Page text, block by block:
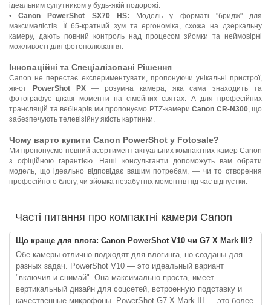
ідеальним супутником у будь-якій подорожі.
•Canon PowerShot SX70 HS: Модель у форматі "бридж" для
максималістів. Її 65-кратний зум та ергономіка, схожа на дзеркальну
камеру, дають повний контроль над процесом зйомки та неймовірні
можливості для фотополювання.
Інноваційні та Спеціалізовані Рішення
Canon не перестає експериментувати, пропонуючи унікальні пристрої,
як-от
PowerShot PX— розумна камера, яка сама знаходить та
фотографує цікаві моменти на сімейних святах. А для професійних
трансляцій та вебінарів ми пропонуємо PTZ-камери Canon CR-N300, що
забезпечують телевізійну якість картинки.
Чому варто купити Canon PowerShot у Fotosale?
Ми пропонуємо повний асортимент актуальних компактних камер Canon
з офіційною гарантією. Наші консультанти допоможуть вам обрати
модель, що ідеально відповідає вашим потребам, — чи то створення
професійного блогу, чи зйомка незабутніх моментів під час відпустки.
Часті питання про компактні камери Canon
Що краще для влога: Canon PowerShot V10 чи G7 X Mark III?
Обе камеры отлично подходят для влогинга, но созданы для
разных задач. PowerShot V10 — это идеальный вариант
"включил и снимай". Она максимально проста, имеет
вертикальный дизайн для соцсетей, встроенную подставку и
качественные микрофоны. PowerShot G7 X Mark III — это более